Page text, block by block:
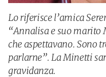
Lo riferisce l’amica
“Annalisa e suo marito
che aspettavano. Sono
parlarne”. La Minetti
gravidanza.